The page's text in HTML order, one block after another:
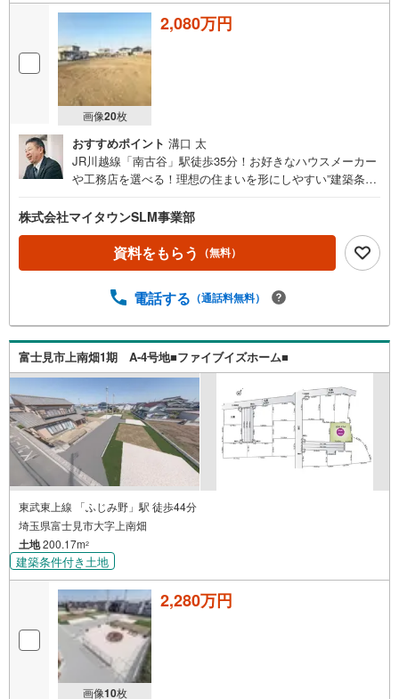
画像20枚
2,080万円
おすすめポイント 溝口 太
JR川越線「南古谷」駅徒歩35分！お好きなハウスメーカー
や工務店を選べる！理想の住まいを形にしやすい”建築条件
坪）！間取りの自由度が高く、お庭や駐車スペースも十分
に確保することができる広さ。南道路に面しており、陽当
たりも良好です。駅からは少し距離がありますが、のどか
な雰囲気が魅力的な住宅地。穏やかな暮らしを求める方に
ク！WEBだけでは分からない周辺環境や陽当たりも実際に
案内しながらご説明いたします事前に知りたい情報をいた
だけましたら、当日詳しいご説明をさせていただきます！
ぜひ【現地を見学する】からご予約ください！■【営業時
間 午前9時～午後8時（定休日:火・水）】こちらの時間帯
はお電話でのお問い合わせがスムーズにご案内できます。■
物件資料のご請求もお気軽にお問い合わせくださいネット
にないものも店舗でご紹介いたします！
株式会社マイタウンSLM事業部
資料をもらう （無料）
電話する （通話料無料）
富士見市上南畑1期 A-4号地■ファイブイズホーム■
東武東上線 「ふじみ野」駅 徒歩44分
埼玉県富士見市大字上南畑
土地200.17m2
建築条件付き土地
画像10枚
2,280万円